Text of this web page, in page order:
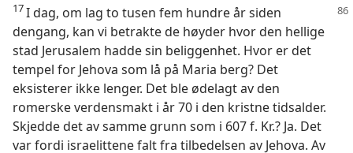
17I dag, om lag to tusen fem hundre år siden
dengang, kan vi betrakte de høyder hvor den hellige
stad Jerusalem hadde sin beliggenhet. Hvor er det
tempel for Jehova som lå på Maria berg? Det
eksisterer ikke lenger. Det ble ødelagt av den
romerske verdensmakt i år 70 i den kristne tidsalder.
Skjedde det av samme grunn som i 607 f. Kr.? Ja. Det
var fordi israelittene falt fra tilbedelsen av Jehova. Av